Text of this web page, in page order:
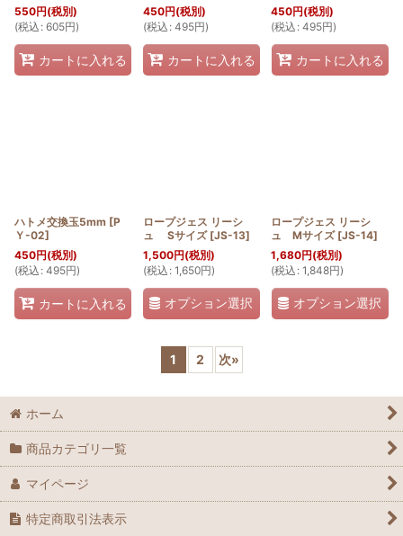
550円(税別)
(税込 : 605円)
カートに入れる
450円(税別)
(税込 : 495円)
カートに入れる
450円(税別)
(税込 : 495円)
カートに入れる
ハトメ交換玉5mm [P
Ｙ-02]
450円(税別)
(税込 : 495円)
カートに入れる
ロープジェス リーシ
ュ Sサイズ [JS-13]
1,500円(税別)
(税込 : 1,650円)
オプション選択
ロープジェス リーシ
ュ Mサイズ [JS-14]
1,680円(税別)
(税込 : 1,848円)
オプション選択
1 2 次»
ホーム
商品カテゴリ一覧
マイページ
特定商取引法表示